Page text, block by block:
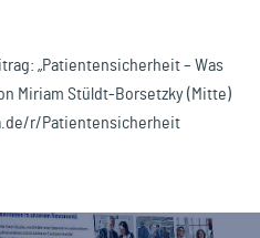
„Patientensicherheit – Was
Miriam Stüldt-Borsetzky (Mitte)
r/Patientensicherheit